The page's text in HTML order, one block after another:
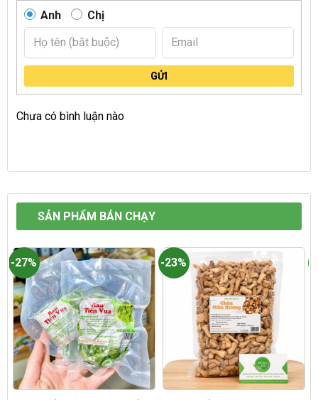
Anh Chị
GỬI
Chưa có bình luận nào
SẢN PHẨM BÁN CHẠY
-27% -23%